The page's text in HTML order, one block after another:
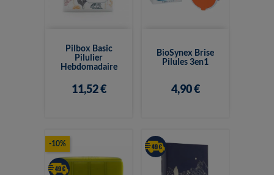
Pilbox Basic
Pilulier
Hebdomadaire
11,52 €
BioSynex Brise
Pilules 3en1
4,90 €
-10%